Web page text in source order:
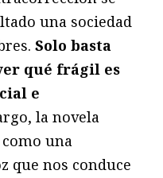
una sociedad
Solo basta
qué frágil es
e
la novela
una
que nos conduce